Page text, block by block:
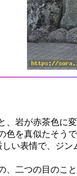
岩が赤茶色に変
を真似たそうで
い表情で、ジ
、二つの目のこ